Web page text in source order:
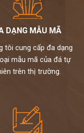
DẠNG MẪU MÃ
tôi cung cấp đa dạng
mẫu mã của đá tự
trên thị trường.